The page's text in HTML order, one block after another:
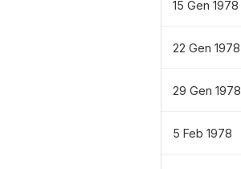
15 Gen 1978
22 Gen 1978
29 Gen 1978
5 Feb 1978